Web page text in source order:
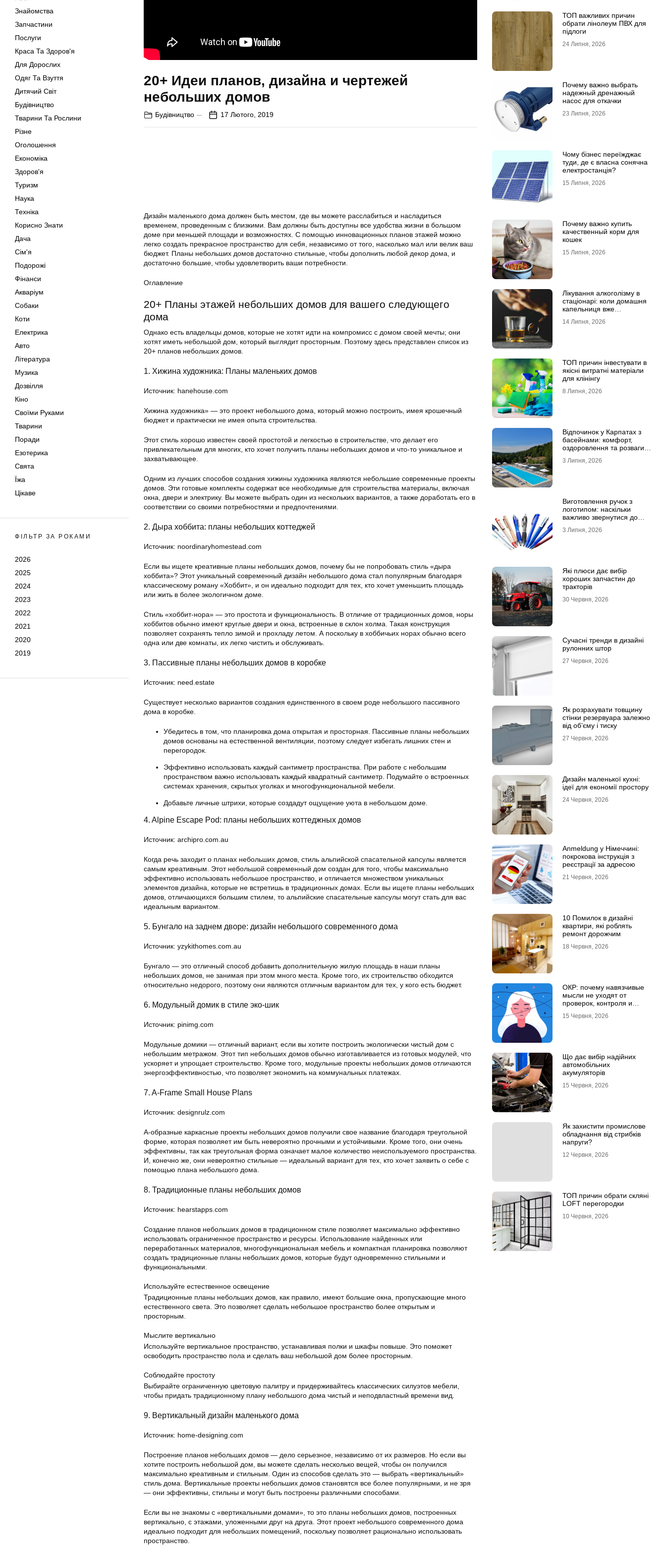
Знайомства
Запчастини
Послуги
Краса Та Здоров'я
Для Дорослих
Одяг Та Взуття
Дитячий Світ
Будівництво
Тварини Та Рослини
Різне
Оголошення
Економіка
Здоров'я
Туризм
Наука
Техніка
Корисно Знати
Дача
Сім'я
Подорожі
Фінанси
Акваріум
Собаки
Коти
Електрика
Авто
Література
Музика
Дозвілля
Кіно
Своїми Руками
Тварини
Поради
Езотерика
Свята
Їжа
Цікаве
ФІЛЬТР ЗА РОКАМИ
2026
2025
2024
2023
2022
2021
2020
2019
20+ Идеи планов, дизайна и чертежей
небольших домов
Будівництво 17 Лютого, 2019
Дизайн маленького дома должен быть местом, где вы можете расслабиться и насладиться
временем, проведенным с близкими. Вам должны быть доступны все удобства жизни в большом
доме при меньшей площади и возможностях. С помощью инновационных планов этажей можно
легко создать прекрасное пространство для себя, независимо от того, насколько мал или велик ваш
бюджет. Планы небольших домов достаточно стильные, чтобы дополнить любой декор дома, и
достаточно большие, чтобы удовлетворить ваши потребности.
Оглавление
20+ Планы этажей небольших домов для вашего следующего
дома
Однако есть владельцы домов, которые не хотят идти на компромисс с домом своей мечты; они
хотят иметь небольшой дом, который выглядит просторным. Поэтому здесь представлен список из
20+ планов небольших домов.
1. Хижина художника: Планы маленьких домов
Источник: hanehouse.com
Хижина художника» — это проект небольшого дома, который можно построить, имея крошечный
бюджет и практически не имея опыта строительства.
Этот стиль хорошо известен своей простотой и легкостью в строительстве, что делает его
привлекательным для многих, кто хочет получить планы небольших домов и что-то уникальное и
захватывающее.
Одним из лучших способов создания хижины художника являются небольшие современные проекты
домов. Эти готовые комплекты содержат все необходимые для строительства материалы, включая
окна, двери и электрику. Вы можете выбрать один из нескольких вариантов, а также доработать его в
соответствии со своими потребностями и предпочтениями.
2. Дыра хоббита: планы небольших коттеджей
Источник: noordinaryhomestead.com
Если вы ищете креативные планы небольших домов, почему бы не попробовать стиль «дыра
хоббита»? Этот уникальный современный дизайн небольшого дома стал популярным благодаря
классическому роману «Хоббит», и он идеально подходит для тех, кто хочет уменьшить площадь
или жить в более экологичном доме.
Стиль «хоббит-нора» — это простота и функциональность. В отличие от традиционных домов, норы
хоббитов обычно имеют круглые двери и окна, встроенные в склон холма. Такая конструкция
позволяет сохранять тепло зимой и прохладу летом. А поскольку в хоббичьих норах обычно всего
одна или две комнаты, их легко чистить и обслуживать.
3. Пассивные планы небольших домов в коробке
Источник: need.estate
Существует несколько вариантов создания единственного в своем роде небольшого пассивного
дома в коробке.
Убедитесь в том, что планировка дома открытая и просторная. Пассивные планы небольших
домов основаны на естественной вентиляции, поэтому следует избегать лишних стен и
перегородок.
Эффективно использовать каждый сантиметр пространства. При работе с небольшим
пространством важно использовать каждый квадратный сантиметр. Подумайте о встроенных
системах хранения, скрытых уголках и многофункциональной мебели.
Добавьте личные штрихи, которые создадут ощущение уюта в небольшом доме.
4. Alpine Escape Pod: планы небольших коттеджных домов
Источник: archipro.com.au
Когда речь заходит о планах небольших домов, стиль альпийской спасательной капсулы является
самым креативным. Этот небольшой современный дом создан для того, чтобы максимально
эффективно использовать небольшое пространство, и отличается множеством уникальных
элементов дизайна, которые не встретишь в традиционных домах. Если вы ищете планы небольших
домов, отличающихся большим стилем, то альпийские спасательные капсулы могут стать для вас
идеальным вариантом.
5. Бунгало на заднем дворе: дизайн небольшого современного дома
Источник: yzykithomes.com.au
Бунгало — это отличный способ добавить дополнительную жилую площадь в наши планы
небольших домов, не занимая при этом много места. Кроме того, их строительство обходится
относительно недорого, поэтому они являются отличным вариантом для тех, у кого есть бюджет.
6. Модульный домик в стиле эко-шик
Источник: pinimg.com
Модульные домики — отличный вариант, если вы хотите построить экологически чистый дом с
небольшим метражом. Этот тип небольших домов обычно изготавливается из готовых модулей, что
ускоряет и упрощает строительство. Кроме того, модульные проекты небольших домов отличаются
энергоэффективностью, что позволяет экономить на коммунальных платежах.
7. A-Frame Small House Plans
Источник: designrulz.com
А-образные каркасные проекты небольших домов получили свое название благодаря треугольной
форме, которая позволяет им быть невероятно прочными и устойчивыми. Кроме того, они очень
эффективны, так как треугольная форма означает малое количество неиспользуемого пространства.
И, конечно же, они невероятно стильные — идеальный вариант для тех, кто хочет заявить о себе с
помощью плана небольшого дома.
8. Традиционные планы небольших домов
Источник: hearstapps.com
Создание планов небольших домов в традиционном стиле позволяет максимально эффективно
использовать ограниченное пространство и ресурсы. Использование найденных или
переработанных материалов, многофункциональная мебель и компактная планировка позволяют
создать традиционные планы небольших домов, которые будут одновременно стильными и
функциональными.
Используйте естественное освещение
Традиционные планы небольших домов, как правило, имеют большие окна, пропускающие много
естественного света. Это позволяет сделать небольшое пространство более открытым и
просторным.
Мыслите вертикально
Используйте вертикальное пространство, устанавливая полки и шкафы повыше. Это поможет
освободить пространство пола и сделать ваш небольшой дом более просторным.
Соблюдайте простоту
Выбирайте ограниченную цветовую палитру и придерживайтесь классических силуэтов мебели,
чтобы придать традиционному плану небольшого дома чистый и неподвластный времени вид.
9. Вертикальный дизайн маленького дома
Источник: home-designing.com
Построение планов небольших домов — дело серьезное, независимо от их размеров. Но если вы
хотите построить небольшой дом, вы можете сделать несколько вещей, чтобы он получился
максимально креативным и стильным. Один из способов сделать это — выбрать «вертикальный»
стиль дома. Вертикальные проекты небольших домов становятся все более популярными, и не зря
— они эффективны, стильны и могут быть построены различными способами.
Если вы не знакомы с «вертикальными домами», то это планы небольших домов, построенных
вертикально, с этажами, уложенными друг на друга. Этот проект небольшого современного дома
идеально подходит для небольших помещений, поскольку позволяет рационально использовать
пространство.
ТОП важливих причин
обрати лінолеум ПВХ для
підлоги
24 Липня, 2026
Почему важно выбрать
надежный дренажный
насос для откачки
23 Липня, 2026
Чому бізнес переїжджає
туди, де є власна сонячна
електростанція?
15 Липня, 2026
Почему важно купить
качественный корм для
кошек
15 Липня, 2026
Лікування алкоголізму в
стаціонарі: коли домашня
капельниця вже
14 Липня, 2026
ТОП причин інвестувати в
якісні витратні матеріали
для клінінгу
8 Липня, 2026
Відпочинок у Карпатах з
басейнами: комфорт,
оздоровлення та розваги
3 Липня, 2026
Виготовлення ручок з
логотипом: наскільки
важливо звернутися до
3 Липня, 2026
Які плюси дає вибір
хороших запчастин до
тракторів
30 Червня, 2026
Сучасні тренди в дизайні
рулонних штор
27 Червня, 2026
Як розрахувати товщину
стінки резервуара залежно
від об’єму і тиску
27 Червня, 2026
Дизайн маленької кухні:
ідеї для економії простору
24 Червня, 2026
Anmeldung у Німеччині:
покрокова інструкція з
реєстрації за адресою
21 Червня, 2026
10 Помилок в дизайні
квартири, які роблять
ремонт дорожчим
18 Червня, 2026
ОКР: почему навязчивые
мысли не уходят от
проверок, контроля и
15 Червня, 2026
Що дає вибір надійних
автомобільних
акумуляторів
15 Червня, 2026
Як захистити промислове
обладнання від стрибків
напруги?
12 Червня, 2026
ТОП причин обрати скляні
LOFT перегородки
10 Червня, 2026